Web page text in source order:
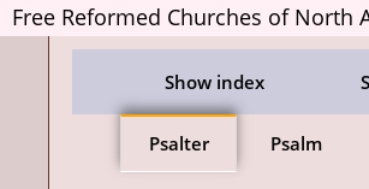
Free Reformed Churches of North
Show index
Psalter Psalm